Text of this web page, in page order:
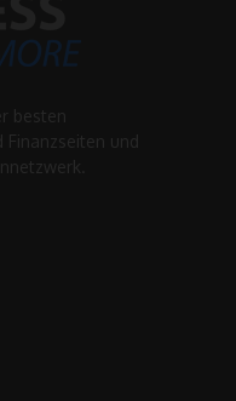
besten
Finanzseiten und